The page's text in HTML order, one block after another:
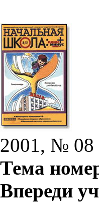
2001, № 08
Тема
Впереди